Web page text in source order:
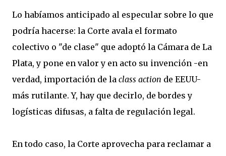
Lo habíamos anticipado al especular sobre lo que
podría hacerse: la Corte avala el formato
colectivo o "de clase" que adoptó la Cámara de La
Plata, y pone en valor y en acto su invención -en
verdad, importación de la class action de EEUU-
más rutilante. Y, hay que decirlo, de bordes y
logísticas difusas, a falta de regulación legal.
En todo caso, la Corte aprovecha para reclamar a